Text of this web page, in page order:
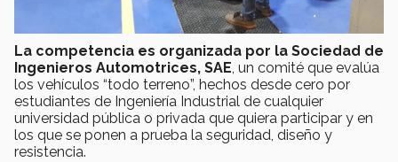
La competencia es organizada por la Sociedad de
Ingenieros Automotrices, SAE , un comité que evalúa
los vehículos “todo terreno”, hechos desde cero por
estudiantes de Ingeniería Industrial de cualquier
universidad pública o privada que quiera participar y en
los que se ponen a prueba la seguridad, diseño y
resistencia.